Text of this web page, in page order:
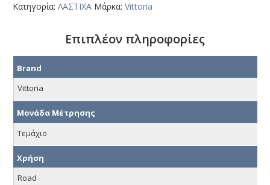
Κατηγορία:ΛΑΣΤΙΧΑ Μάρκα:Vittoria
Επιπλέον πληροφορίες
Brand
Vittoria
Μονάδα Μέτρησης
Τεμάχιο
Χρήση
Road